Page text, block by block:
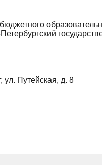
ул. Путейская, д. 8